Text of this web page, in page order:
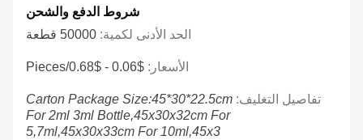
شروط الدفع والشحن
الحد الأدنى لكمية: 50000 قطعة
الأسعار: $0.06 - $0.68/pieces
تفاصيل التغليف: Carton Package Size:45*30*22.5cm
For 2ml 3ml Bottle,45x30x32cm For
5,7ml,45x30x33cm For 10ml,45x3